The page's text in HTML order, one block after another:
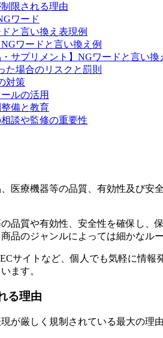
限される理由
ワード
と言い換え表現例
NGワードと言い換え例
・サプリメント】NGワードと言い換
た場合のリスクと罰則
対策
ルの活用
備と教育
談や監修の重要性
医療機器等の品質、有効性及び安
品質や有効性、安全性を確保し、
品のジャンルによっては細かなル
サイトなど、個人でも気軽に情
ます。
る理由
が厳しく規制されている最大の理由